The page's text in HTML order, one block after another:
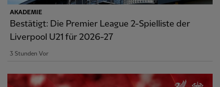
AKADEMIE
Bestätigt: Die Premier League 2-Spielliste der
Liverpool U21 für 2026-27
3 Stunden Vor